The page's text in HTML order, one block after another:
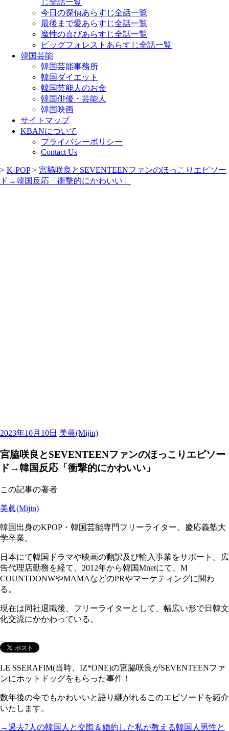
じ全話一覧
今日の探偵あらすじ全話一覧
最後まで愛あらすじ全話一覧
魔性の喜びあらすじ全話一覧
ビッグフォレストあらすじ全話一覧
韓国芸能
韓国芸能事務所
韓国ダイエット
韓国芸能人のお金
韓国俳優・芸能人
韓国映画
サイトマップ
KBANについて
プライバシーポリシー
Contact Us
> K-POP> 宮脇咲良とSEVENTEENファンのほっこりエピソー
ド→韓国反応「衝撃的にかわいい」
2023年10月10日 美眞(Mijin)
宮脇咲良とSEVENTEENファンのほっこりエピソー
ド→韓国反応「衝撃的にかわいい」
この記事の著者
美眞(Mijin)
韓国出身のKPOP・韓国芸能専門フリーライター。慶応義塾大
学卒業。
日本にて韓国ドラマや映画の翻訳及び輸入事業をサポート。広
告代理店勤務を経て、2012年から韓国Mnetにて、M
COUNTDONWやMAMAなどのPRやマーケティングに関わ
る。
現在は同社退職後、フリーライターとして、幅広い形で日韓文
化交流にかかわっている。
LE SSERAFIM(当時、IZ*ONE)の宮脇咲良がSEVENTEENファ
ンにホットドッグをもらった事件！
数年後の今でもかわいいと語り継がれるこのエピソードを紹介
いたします。
→過去7人の韓国人と交際＆婚約した私が教える韓国人男性と